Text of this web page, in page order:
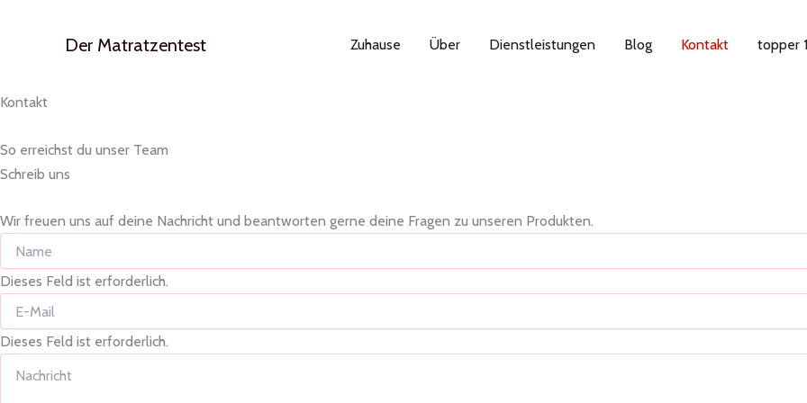
Der Matratzentest Zuhause Über Dienstleistungen Blog Kontakt topper
Kontakt
So erreichst du unser Team
Schreib uns
Wir freuen uns auf deine Nachricht und beantworten gerne deine Fragen zu unseren Produkten.
Dieses Feld ist erforderlich.
Dieses Feld ist erforderlich.